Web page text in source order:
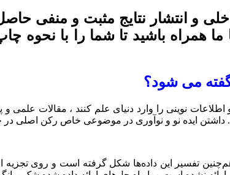
و انتشار نتایج مثبت و منفی
همراه باشید تا شما را با
می شود؟
نوینی را وارد دنیای علم کنند ، مقالات علمی
. داشتن ایده نو و نوآوری در موضوعی خاص رکن
تفسیر این داده‌ها شکل گرفته است و روی